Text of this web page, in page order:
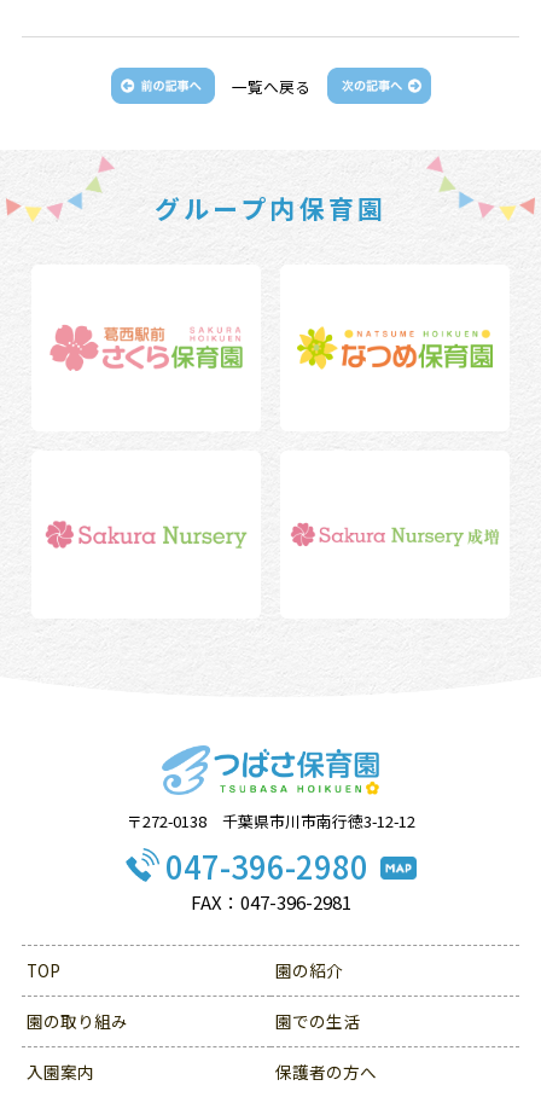
一覧へ戻る
グループ内保育園
〒272-0138 千葉県市川市南行徳3-12-12
047-396-2980
FAX：047-396-2981
TOP 園の紹介
園の取り組み 園での生活
入園案内 保護者の方へ